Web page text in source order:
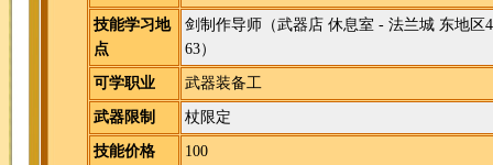
技能学习地
点
剑制作导师 （武器店 休息室 - 法兰城 东地区
63）
可学职业 武器装备工
武器限制 杖限定
技能价格 100